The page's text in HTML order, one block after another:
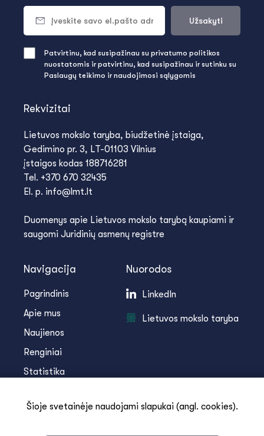
Rekvizitai
Lietuvos mokslo taryba, biudžetinė įstaiga,
Gedimino pr. 3, LT-01103 Vilnius
įstaigos kodas 188716281
Tel. +370 670 32435
El. p. info@lmt.lt
Duomenys apie Lietuvos mokslo tarybą kaupiami ir
saugomi Juridinių asmenų registre
Navigacija
Pagrindinis
Apie mus
Naujienos
Renginiai
Statistika
Kontaktai
Nuorodos
LinkedIn
Lietuvos mokslo taryba
Užsakyti
Patvirtinu, kad susipažinau su privatumo politikos
nuostatomis ir patvirtinu, kad susipažinau ir sutinku su
Paslaugų teikimo ir naudojimosi sąlygomis
Šioje svetainėje naudojami slapukai (angl. cookies).